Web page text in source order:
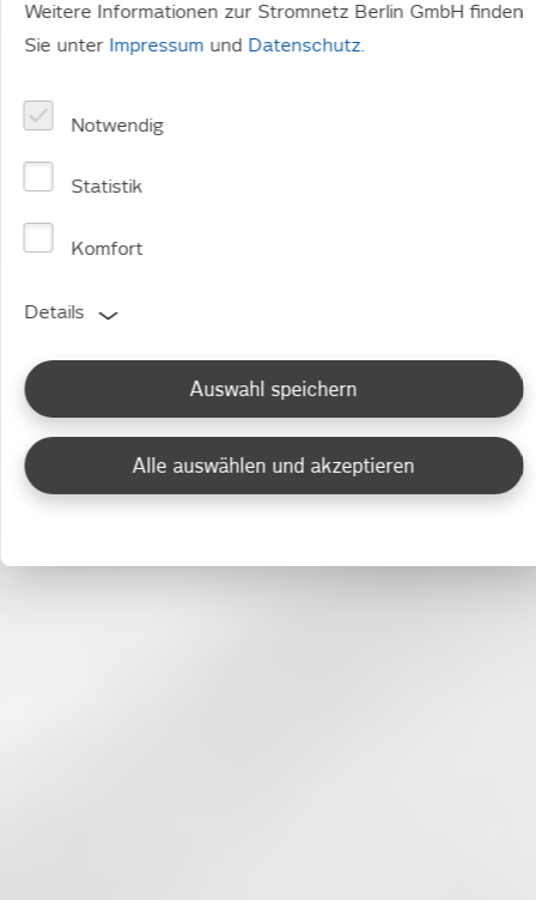
Weitere Informationen zur Stromnetz Berlin GmbH finden
Sie unter Impressum und Datenschutz.
Notwendig
Statistik
Komfort
Details
Auswahl speichern
Alle auswählen und akzeptieren